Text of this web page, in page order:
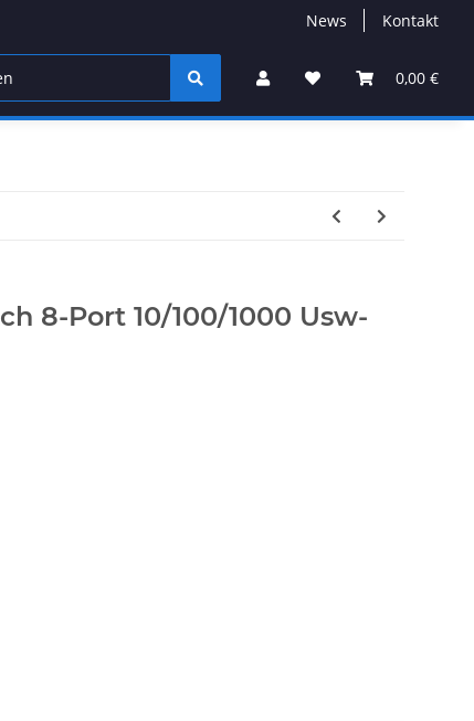
News Kontakt
0,00 €
8-Port 10/100/1000 Usw-